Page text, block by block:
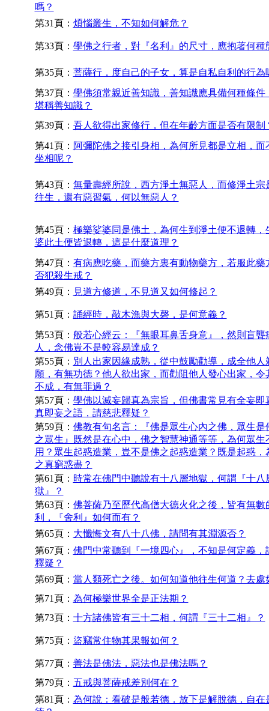
嗎？
第31頁： 煩惱叢生，不知如何解危？
第33頁： 學佛之行者，對『名利』的尺寸，應抱著何種
第35頁： 菩薩行，度自己的子女，算是自私自利的行為
第37頁： 學佛須常親近善知識，善知識應具備何種條件
堪稱善知識？
第39頁： 吾人欲得出家修行，但在年齡方面是否有限制
第41頁： 阿彌陀佛之接引身相，為何所見都是立相，而
坐相呢？
第43頁： 無量壽經所說，西方淨土無惡人，而修淨土宗
往生，還有惡習氣，何以無惡人？
第45頁： 極樂娑婆同是佛土，為何生到淨土便不退轉，
婆此土便皆退轉，這是什麼道理？
第47頁： 有病應吃藥，而藥方裏有動物藥方，若服此藥
否犯殺生戒？
第49頁： 見道方修道，不見道又如何修起？
第51頁： 誦經時，敲木漁與大磬，是何意義？
第53頁： 般若心經云：『無眼耳鼻舌身意』，然則盲聾
人，念佛豈不是較容易達成？
第55頁： 別人出家因緣成熟，從中鼓勵勸導，成全他人
願，有無功德？他人欲出家，而勸阻他人發心出家，令
不成，有無罪過？
第57頁： 學佛以滅妄歸真為宗旨，但佛書常見有全妄即
真即妄之語，請慈悲釋疑？
第59頁： 佛教有句名言：『佛是眾生心內之佛，眾生是
之眾生』既然是在心中，佛之智慧神通等等，為何眾生
用？眾生起惑造業，豈不是佛之起惑造業？既是起惑，
之真窮惑盡？
第61頁： 時常在佛門中聽說有十八層地獄，何謂『十八
獄』？
第63頁： 佛菩薩乃至歷代高僧大德火化之後，皆有無數
利，『舍利』如何而有？
第65頁： 大懺悔文有八十八佛，請問有其淵源否？
第67頁： 佛門中常聽到『一境四心』，不知是何定義，
釋疑？
第69頁： 當人類死亡之後。如何知道他往生何道？去處
第71頁： 為何極樂世界全是正法期？
第73頁： 十方諸佛皆有三十二相，何謂『三十二相』？
第75頁： 盜竊常住物其果報如何？
第77頁： 善法是佛法，惡法也是佛法嗎？
第79頁： 五戒與菩薩戒差別何在？
第81頁： 為何說：看破是般若德．放下是解脫德．自在